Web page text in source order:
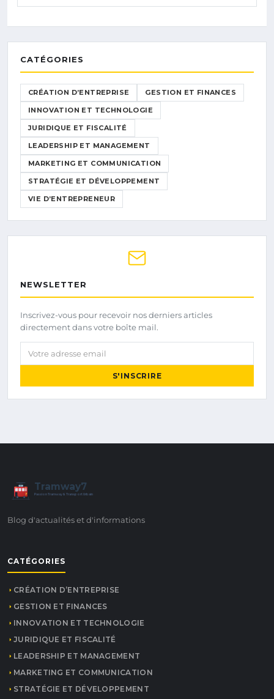
CATÉGORIES
CRÉATION D’ENTREPRISE GESTION ET FINANCES
INNOVATION ET TECHNOLOGIE
JURIDIQUE ET FISCALITÉ
LEADERSHIP ET MANAGEMENT
MARKETING ET COMMUNICATION
STRATÉGIE ET DÉVELOPPEMENT
VIE D’ENTREPRENEUR
NEWSLETTER
Inscrivez-vous pour recevoir nos derniers articles
directement dans votre boîte mail.
Votre adresse email
S'INSCRIRE
7
Tramway7
Passion Tramway & Transport Urbain
Blog d'actualités et d'informations
CATÉGORIES
CRÉATION D’ENTREPRISE
GESTION ET FINANCES
INNOVATION ET TECHNOLOGIE
JURIDIQUE ET FISCALITÉ
LEADERSHIP ET MANAGEMENT
MARKETING ET COMMUNICATION
STRATÉGIE ET DÉVELOPPEMENT